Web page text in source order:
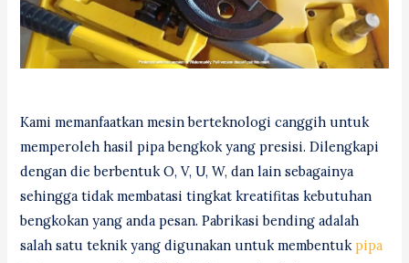
Kami memanfaatkan mesin berteknologi canggih untuk
memperoleh hasil pipa bengkok yang presisi. Dilengkapi
dengan die berbentuk O, V, U, W, dan lain sebagainya
sehingga tidak membatasi tingkat kreatifitas kebutuhan
bengkokan yang anda pesan. Pabrikasi bending adalah
salah satu teknik yang digunakan untuk membentukpipa